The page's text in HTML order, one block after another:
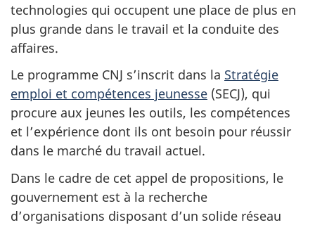
technologies qui occupent une place de plus en
plus grande dans le travail et la conduite des
affaires.
Le programme CNJ s’inscrit dans la Stratégie
emploi et compétences jeunesse (SECJ), qui
procure aux jeunes les outils, les compétences
et l’expérience dont ils ont besoin pour réussir
dans le marché du travail actuel.
Dans le cadre de cet appel de propositions, le
gouvernement est à la recherche
d’organisations disposant d’un solide réseau